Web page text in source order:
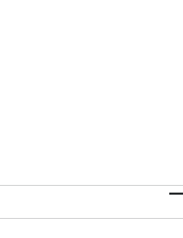
avons choisi de la ricotta fraîche
son goût très doux. Les
grasse d'Espagne, sont frites dans de
plus riches, plus sucrées et plus
amandes.
genièvre et d'autres épices, est salé,